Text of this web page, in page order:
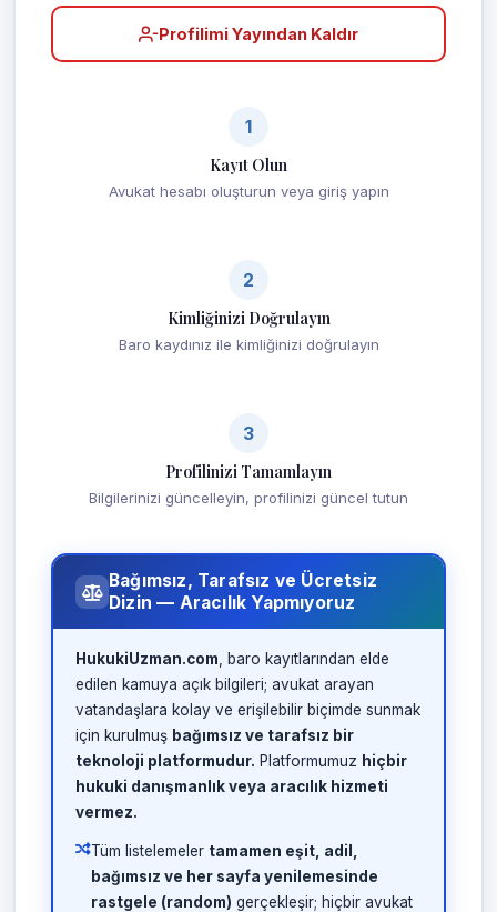
Profilimi Yayından Kaldır
1
Kayıt Olun
Avukat hesabı oluşturun veya giriş yapın
2
Kimliğinizi Doğrulayın
Baro kaydınız ile kimliğinizi doğrulayın
3
Profilinizi Tamamlayın
Bilgilerinizi güncelleyin, profilinizi güncel tutun
Bağımsız, Tarafsız ve Ücretsiz
Dizin — Aracılık Yapmıyoruz
HukukiUzman.com , baro kayıtlarından elde
edilen kamuya açık bilgileri; avukat arayan
vatandaşlara kolay ve erişilebilir biçimde sunmak
için kurulmuş bağımsız ve tarafsız bir
teknoloji platformudur. Platformumuz hiçbir
hukuki danışmanlık veya aracılık hizmeti
vermez.
Tüm listelemeler tamamen eşit, adil,
bağımsız ve her sayfa yenilemesinde
rastgele (random) gerçekleşir; hiçbir avukat